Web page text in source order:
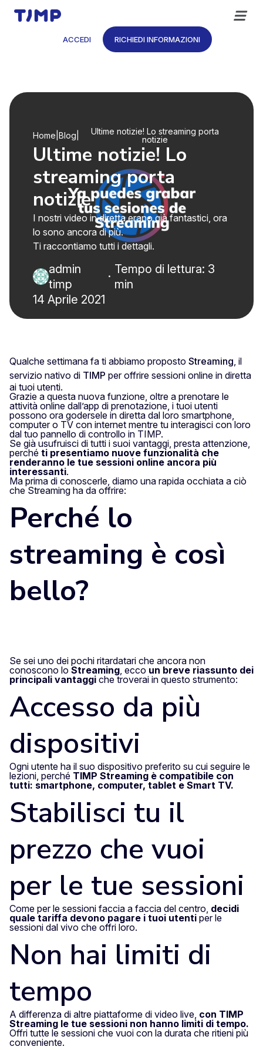
contenuto
ACCEDI RICHIEDI INFORMAZIONI
Home Blog
Ultime notizie! Lo streaming porta
notizie
Ultime notizie! Lo
streaming porta
notizie
I nostri video in diretta erano già fantastici, ora
lo sono ancora di più.
Ti raccontiamo tutti i dettagli.
admin
timp
·
Tempo di lettura: 3
min
14 Aprile 2021
Qualche settimana fa ti abbiamo proposto Streaming, il
servizio nativo di TIMP per offrire sessioni online in diretta
ai tuoi utenti.
Grazie a questa nuova funzione, oltre a prenotare le
attività online dall’app di prenotazione, i tuoi utenti
possono ora godersele in diretta dal loro smartphone,
computer o TV con internet mentre tu interagisci con loro
dal tuo pannello di controllo in TIMP.
Se già usufruisci di tutti i suoi vantaggi, presta attenzione,
perché ti presentiamo nuove funzionalità che
renderanno le tue sessioni online ancora più
interessanti.
Ma prima di conoscerle, diamo una rapida occhiata a ciò
che Streaming ha da offrire:
Perché lo
streaming è così
bello?
Se sei uno dei pochi ritardatari che ancora non
conoscono lo Streaming, ecco un breve riassunto dei
principali vantaggi che troverai in questo strumento:
Accesso da più
dispositivi
Ogni utente ha il suo dispositivo preferito su cui seguire le
lezioni, perché TIMP Streaming è compatibile con
tutti: smartphone, computer, tablet e Smart TV.
Stabilisci tu il
prezzo che vuoi
per le tue sessioni
Come per le sessioni faccia a faccia del centro, decidi
quale tariffa devono pagare i tuoi utenti per le
sessioni dal vivo che offri loro.
Non hai limiti di
tempo
A differenza di altre piattaforme di video live, con TIMP
Streaming le tue sessioni non hanno limiti di tempo.
Offri tutte le sessioni che vuoi con la durata che ritieni più
conveniente.